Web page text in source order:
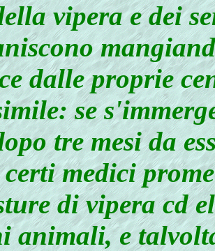
vipera e dei
dalle proprie
se
tre mesi da
medici
di vipera cd
animali, e